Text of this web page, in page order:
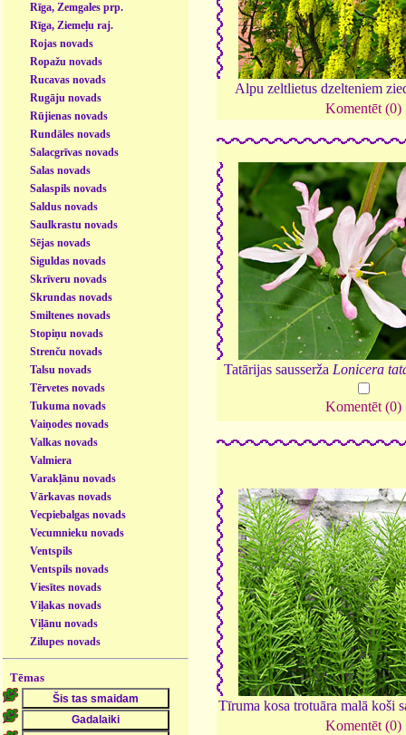
Rīga, Zemgales prp.
Rīga, Ziemeļu raj.
Rojas novads
Ropažu novads
Rucavas novads
Rugāju novads
Rūjienas novads
Rundāles novads
Salacgrīvas novads
Salas novads
Salaspils novads
Saldus novads
Saulkrastu novads
Sējas novads
Siguldas novads
Skrīveru novads
Skrundas novads
Smiltenes novads
Stopiņu novads
Strenču novads
Talsu novads
Tērvetes novads
Tukuma novads
Vaiņodes novads
Valkas novads
Valmiera
Varakļānu novads
Vārkavas novads
Vecpiebalgas novads
Vecumnieku novads
Ventspils
Ventspils novads
Viesītes novads
Viļakas novads
Viļānu novads
Zilupes novads
Tēmas
Alpu zeltlietus dzelteniem
Komentēt (0)
Tatārijas sausserža Lonicera
Komentēt (0)
Tīruma kosa trotuāra malā koši
Komentēt (0)